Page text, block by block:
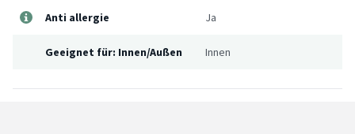
Anti allergie Ja
Geeignet für: Innen/Außen Innen